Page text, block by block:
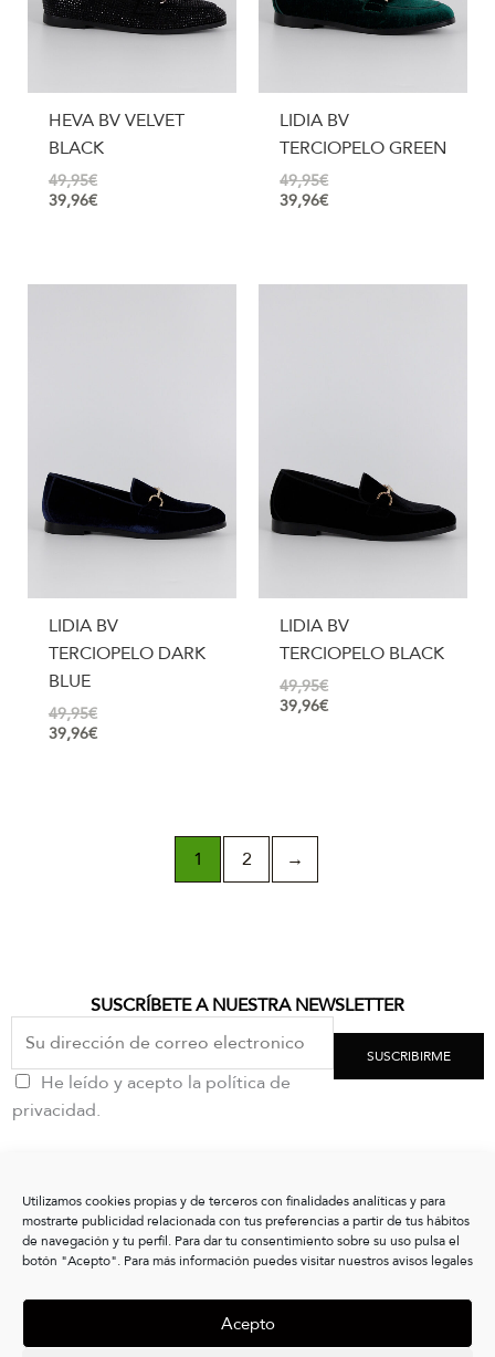
Utilizamos cookies propias y de terceros con finalidades analíticas y para
mostrarte publicidad relacionada con tus preferencias a partir de tus hábitos
de navegación y tu perfil. Para dar tu consentimiento sobre su uso pulsa el
botón "Acepto". Para más información puedes visitar nuestros avisos legales
Acepto
HEVA BV VELVET
BLACK
49,95€
39,96€
LIDIA BV
TERCIOPELO GREEN
49,95€
39,96€
LIDIA BV
TERCIOPELO DARK
BLUE
49,95€
39,96€
LIDIA BV
TERCIOPELO BLACK
49,95€
39,96€
1 2 →
SUSCRÍBETE A NUESTRA NEWSLETTER
He leído y acepto la política de
privacidad.
SUSCRIBIRME
clientes@vxshoes.com
+34 986175004